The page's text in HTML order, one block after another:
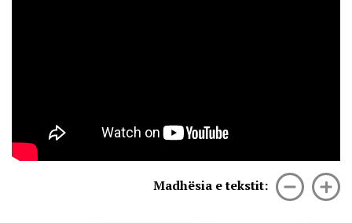
Madhësia e tekstit: